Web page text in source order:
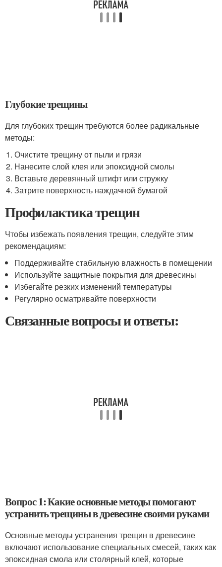
Глубокие трещины
Для глубоких трещин требуются более радикальные
методы:
Очистите трещину от пыли и грязи
Нанесите слой клея или эпоксидной смолы
Вставьте деревянный штифт или стружку
Затрите поверхность наждачной бумагой
Профилактика трещин
Чтобы избежать появления трещин, следуйте этим
рекомендациям:
Поддерживайте стабильную влажность в помещении
Используйте защитные покрытия для древесины
Избегайте резких изменений температуры
Регулярно осматривайте поверхности
Связанные вопросы и ответы:
Вопрос 1: Какие основные методы помогают
устранить трещины в древесине своими руками
Основные методы устранения трещин в древесине
включают использование специальных смесей, таких как
эпоксидная смола или столярный клей, которые